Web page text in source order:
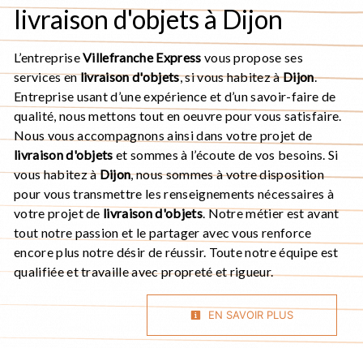
livraison d'objets à Dijon
L’entrepriseVillefranche Express vous propose ses
services enlivraison d'objets, si vous habitez àDijon.
Entreprise usant d’une expérience et d’un savoir-faire de
qualité, nous mettons tout en oeuvre pour vous satisfaire.
Nous vous accompagnons ainsi dans votre projet de
livraison d'objets et sommes à l’écoute de vos besoins. Si
vous habitez àDijon, nous sommes à votre disposition
pour vous transmettre les renseignements nécessaires à
votre projet delivraison d'objets. Notre métier est avant
tout notre passion et le partager avec vous renforce
encore plus notre désir de réussir. Toute notre équipe est
qualifiée et travaille avec propreté et rigueur.
EN SAVOIR PLUS